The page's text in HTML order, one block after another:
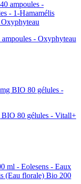
- Oxyphyteau
80 gélules - Vitall+